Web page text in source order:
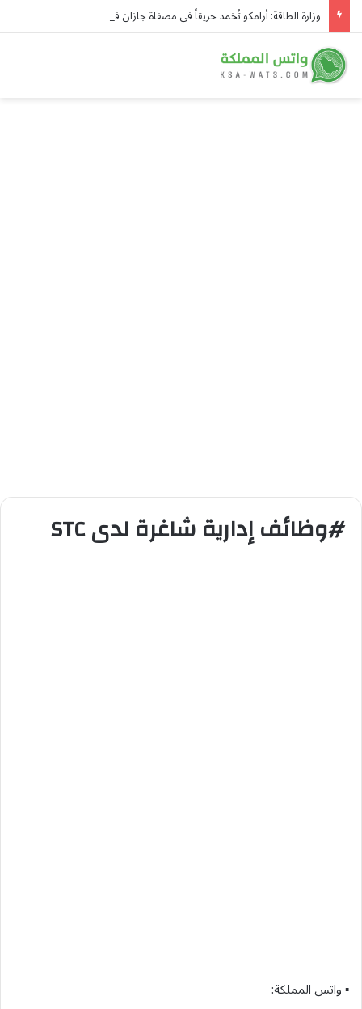
#وظائف إدارية شاغرة لدى STC
▪︎ واتس المملكة: